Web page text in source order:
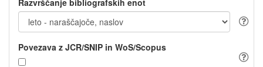
Razvrščanje bibliografskih enot
Povezava z JCR/SNIP in WoS/Scopus